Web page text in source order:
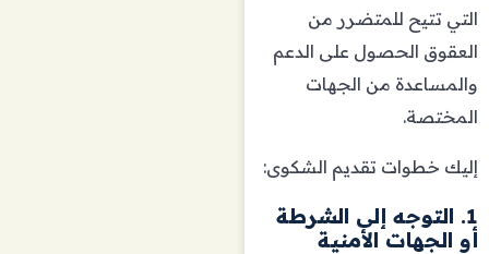
التي تتيح للمتضرر من
العقوق الحصول على الدعم
والمساعدة من الجهات
المختصة.
إليك خطوات تقديم الشكوى:
1. التوجه إلى الشرطة
أو الجهات الأمنية